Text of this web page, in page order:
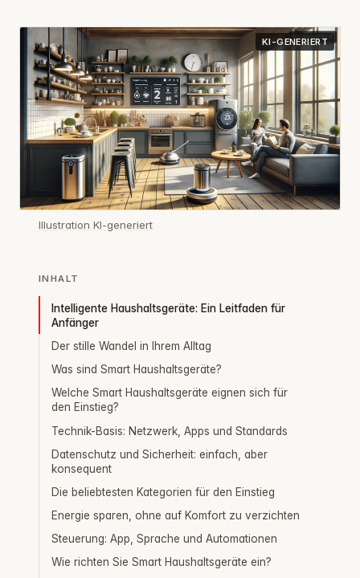
KI-GENERIERT
Illustration KI-generiert
INHALT
Intelligente Haushaltsgeräte: Ein Leitfaden für
Anfänger
Der stille Wandel in Ihrem Alltag
Was sind Smart Haushaltsgeräte?
Welche Smart Haushaltsgeräte eignen sich für
den Einstieg?
Technik-Basis: Netzwerk, Apps und Standards
Datenschutz und Sicherheit: einfach, aber
konsequent
Die beliebtesten Kategorien für den Einstieg
Energie sparen, ohne auf Komfort zu verzichten
Steuerung: App, Sprache und Automationen
Wie richten Sie Smart Haushaltsgeräte ein?